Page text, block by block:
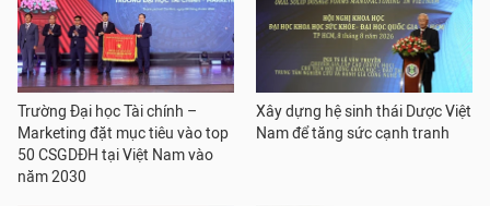
Trường Đại học Tài chính –
Marketing đặt mục tiêu vào top
50 CSGDĐH tại Việt Nam vào
năm 2030
Xây dựng hệ sinh thái Dược Việt
Nam để tăng sức cạnh tranh